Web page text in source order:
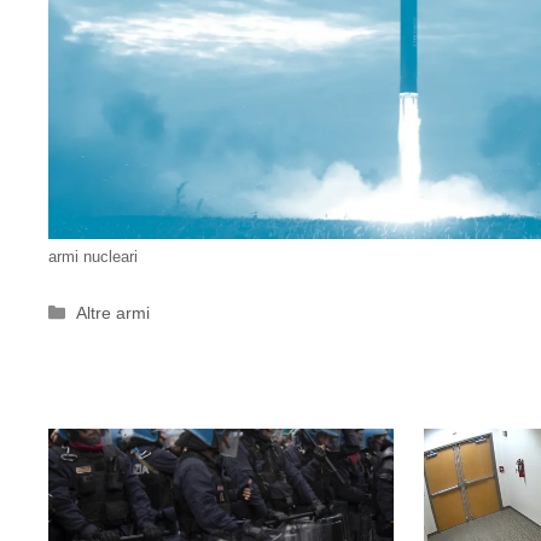
armi nucleari
Categorie
Altre armi